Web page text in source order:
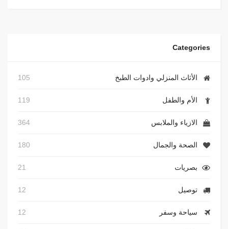
Categories
الأثاث المنزلي وادوات الطبخ 105
الأم والطفل 119
الازياء والملابس 364
الصحة والجمال 180
بصريات 21
توصيل 12
سياحة وسفر 12